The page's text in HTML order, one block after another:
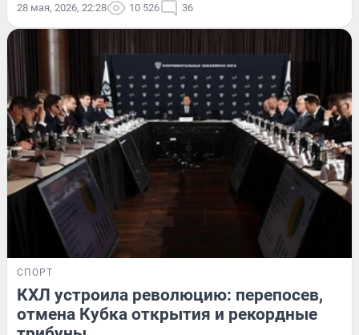
28 мая, 2026, 22:28 10 526 36
СПОРТ
КХЛ устроила революцию: перепосев,
отмена Кубка открытия и рекордные